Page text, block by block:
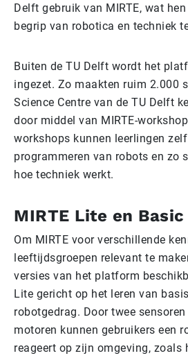
Delft gebruik van MIRTE, wat
begrip van robotica en techniek
Buiten de TU Delft wordt het
ingezet. Zo maakten ruim 2.000
Science Centre van de TU Delft
door middel van MIRTE-
workshops kunnen leerlingen
programmeren van robots en zo
hoe techniek werkt.
MIRTE Lite en Basic
Om MIRTE voor verschillende
leeftijdsgroepen relevant te
versies van het platform
Lite gericht op het leren van
robotgedrag. Door twee
motoren kunnen gebruikers een
reageert op zijn omgeving, zoals